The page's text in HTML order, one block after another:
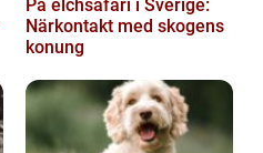
På elchsafari i Sverige:
Närkontakt med skogens
konung